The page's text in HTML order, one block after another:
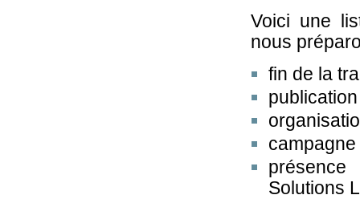
Voici une
nous
fin de la
Solutions